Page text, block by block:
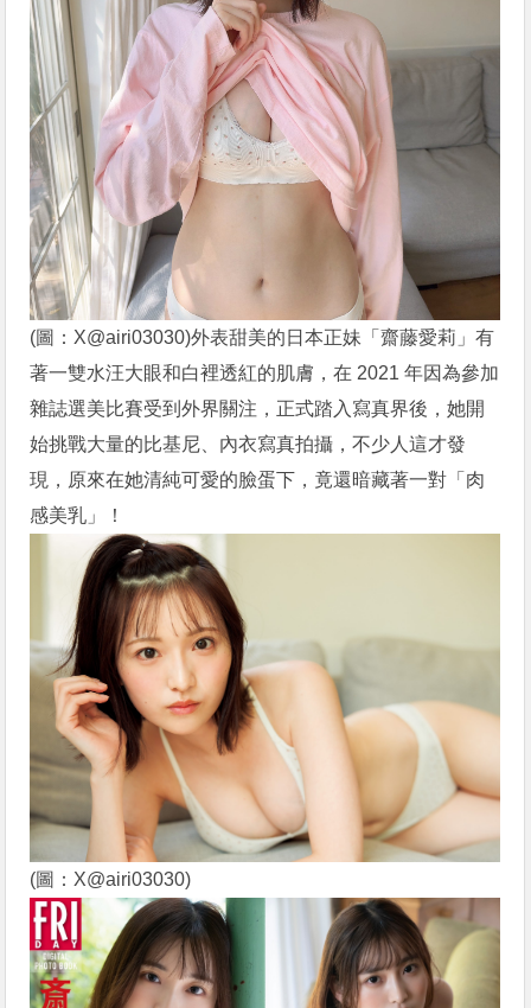
(圖：X@airi03030)外表甜美的日本正妹「齋藤愛莉」有
著一雙水汪大眼和白裡透紅的肌膚，在 2021 年因為參加
雜誌選美比賽受到外界關注，正式踏入寫真界後，她開
始挑戰大量的比基尼、內衣寫真拍攝，不少人這才發
現，原來在她清純可愛的臉蛋下，竟還暗藏著一對「肉
感美乳」！
(圖：X@airi03030)